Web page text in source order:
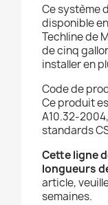
Ce système
disponible
Techline de
de cinq
installer en
Code de
Ce produit
A10.32-
standards
Cette ligne
longueurs
article,
semaines.